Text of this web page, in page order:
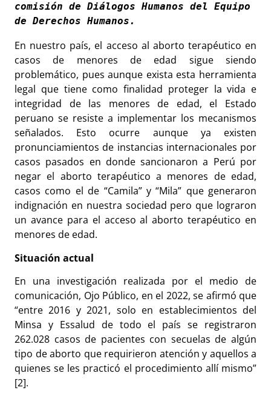
comisión de Diálogos Humanos del Equipo
de Derechos Humanos.
En nuestro país, el acceso al aborto terapéutico en
casos de menores de edad sigue siendo
problemático, pues aunque exista esta herramienta
legal que tiene como finalidad proteger la vida e
integridad de las menores de edad, el Estado
peruano se resiste a implementar los mecanismos
señalados. Esto ocurre aunque ya existen
pronunciamientos de instancias internacionales por
casos pasados en donde sancionaron a Perú por
negar el aborto terapéutico a menores de edad,
casos como el de “Camila” y “Mila” que generaron
indignación en nuestra sociedad pero que lograron
un avance para el acceso al aborto terapéutico en
menores de edad.
Situación actual
En una investigación realizada por el medio de
comunicación, Ojo Público, en el 2022, se afirmó que
“entre 2016 y 2021, solo en establecimientos del
Minsa y Essalud de todo el país se registraron
262.028 casos de pacientes con secuelas de algún
tipo de aborto que requirieron atención y aquellos a
quienes se les practicó el procedimiento allí mismo”
[2].